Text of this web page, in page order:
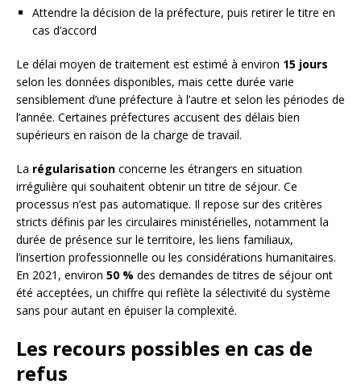
Attendre la décision de la préfecture, puis retirer le titre en
cas d’accord
Le délai moyen de traitement est estimé à environ 15 jours
selon les données disponibles, mais cette durée varie
sensiblement d’une préfecture à l’autre et selon les périodes de
l’année. Certaines préfectures accusent des délais bien
supérieurs en raison de la charge de travail.
La régularisation concerne les étrangers en situation
irrégulière qui souhaitent obtenir un titre de séjour. Ce
processus n’est pas automatique. Il repose sur des critères
stricts définis par les circulaires ministérielles, notamment la
durée de présence sur le territoire, les liens familiaux,
l’insertion professionnelle ou les considérations humanitaires.
En 2021, environ 50 % des demandes de titres de séjour ont
été acceptées, un chiffre qui reflète la sélectivité du système
sans pour autant en épuiser la complexité.
Les recours possibles en cas de
refus